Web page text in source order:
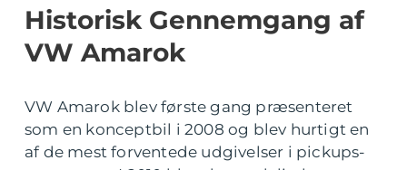
Historisk Gennemgang af
VW Amarok
VW Amarok blev første gang præsenteret
som en konceptbil i 2008 og blev hurtigt en
af de mest forventede udgivelser i pickups-